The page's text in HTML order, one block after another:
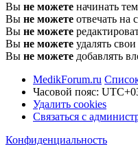
Вы не можете начинать
Вы не можете отвечать на
Вы не можете
Вы не можете удалять
Вы не можете добавлять
MedikForum.ru
Часовой пояс:
Удалить cookies
Связаться с
Конфиденциальность